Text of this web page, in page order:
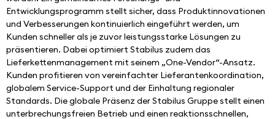
Entwicklungsprogramm stellt sicher, dass Produktinnovationen
und Verbesserungen kontinuierlich eingeführt werden, um
Kunden schneller als je zuvor leistungsstarke Lösungen zu
präsentieren. Dabei optimiert Stabilus zudem das
Lieferkettenmanagement mit seinem „One-Vendor“-Ansatz.
Kunden profitieren von vereinfachter Lieferantenkoordination,
globalem Service-Support und der Einhaltung regionaler
Standards. Die globale Präsenz der Stabilus Gruppe stellt einen
unterbrechungsfreien Betrieb und einen reaktionsschnellen,